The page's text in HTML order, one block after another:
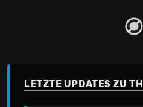
LETZTE UPDATES ZU